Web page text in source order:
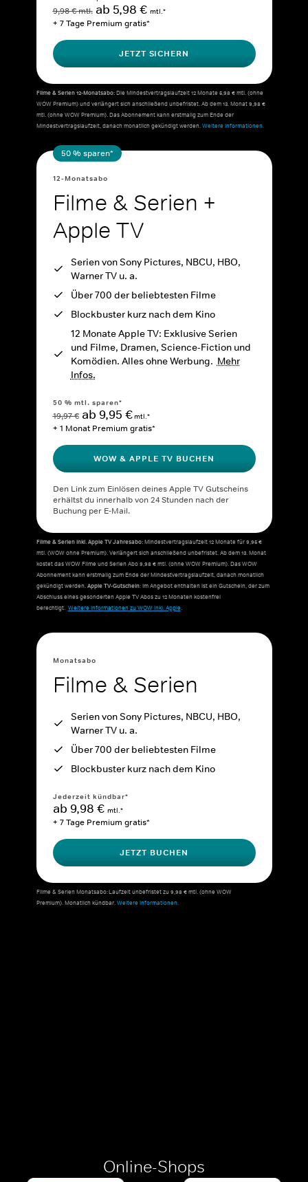
9,98 € mtl. ab 5,98 € mtl.*
+ 7 Tage Premium gratis*
JETZT SICHERN
Filme & Serien 12-Monatsabo:Die Mindestvertragslaufzeit 12 Monate 5,98 € mtl. (ohne
WOW Premium) und verlängert sich anschließend unbefristet. Ab dem 13. Monat 9,98 €
mtl. (ohne WOW Premium). Das Abonnement kann erstmalig zum Ende der
Mindestvertragslaufzeit, danach monatlich gekündigt werden.Weitere Informationen.
50 % sparen*
12-Monatsabo
Filme & Serien +
Apple TV
Serien von Sony Pictures, NBCU, HBO,
Warner TV u. a.
Über 700 der beliebtesten Filme
Blockbuster kurz nach dem Kino
12 Monate Apple TV: Exklusive Serien
und Filme, Dramen, Science-Fiction und
Komödien. Alles ohne Werbung. Mehr
Infos.
50 % mtl. sparen*
19,97 € ab 9,95 €mtl.*
+ 1 Monat Premium gratis*
WOW & APPLE TV BUCHEN
Den Link zum Einlösen deines Apple TV Gutscheins
erhältst du innerhalb von 24 Stunden nach der
Buchung per E-Mail.
Filme & Serien inkl. Apple TV Jahresabo:Mindestvertragslaufzeit 12 Monate für 9,95 €
mtl. (WOW ohne Premium). Verlängert sich anschließend unbefristet. Ab dem 13. Monat
kostet das WOW Filme und Serien Abo 9,98 € mtl. (ohne WOW Premium). Das WOW
Abonnement kann erstmalig zum Ende der Mindestvertragslaufzeit, danach monatlich
gekündigt werden.Apple TV-Gutschein: Im Angebot enthalten ist ein Gutschein, der zum
Abschluss eines gesonderten Apple TV Abos zu 12 Monaten kostenfrei
berechtigt. Weitere Informationen zu WOW inkl. Apple.
Monatsabo
Filme & Serien
Serien von Sony Pictures, NBCU, HBO,
Warner TV u. a.
Über 700 der beliebtesten Filme
Blockbuster kurz nach dem Kino
Jederzeit kündbar*
ab 9,98 € mtl.*
+ 7 Tage Premium gratis*
JETZT BUCHEN
Filme & Serien Monatsabo: Laufzeit unbefristet zu 9,98 € mtl. (ohne WOW
Premium). Monatlich kündbar.Weitere Informationen.
Online-Shops